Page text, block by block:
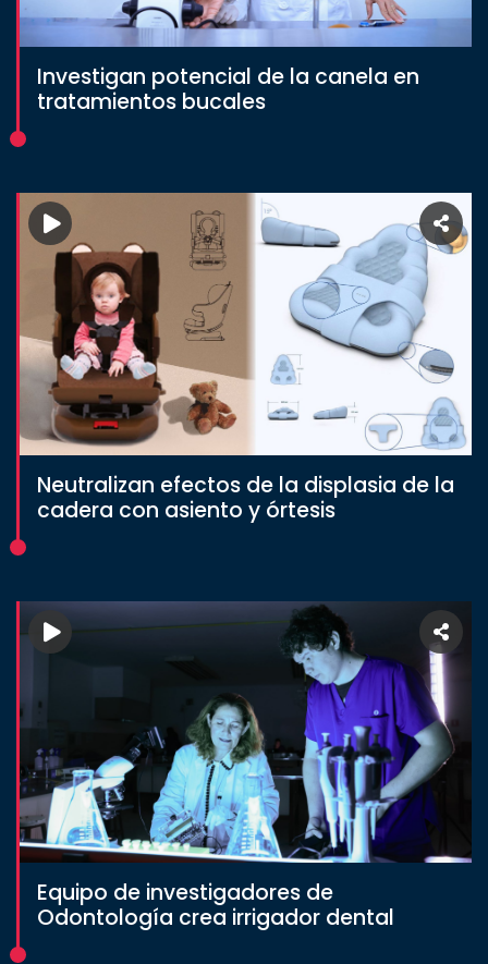
Investigan potencial de la canela en
tratamientos bucales
Neutralizan efectos de la displasia de la
cadera con asiento y órtesis
Equipo de investigadores de
Odontología crea irrigador dental